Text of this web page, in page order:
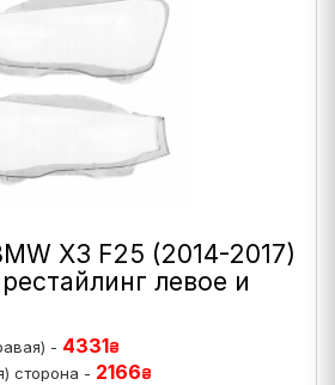
X3 F25 (2014-2017)
левое и
- 4331₴
сторона - 2166₴